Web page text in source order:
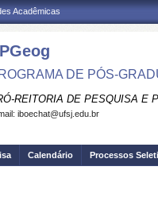
Acadêmicas
DE PÓS-
REITORIA DE PESQUISA E
iboechat@ufsj.edu.br
Calendário Processos